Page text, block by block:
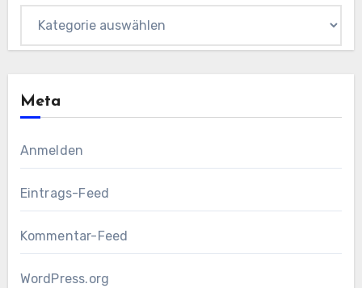
Meta
Anmelden
Eintrags-Feed
Kommentar-Feed
WordPress.org